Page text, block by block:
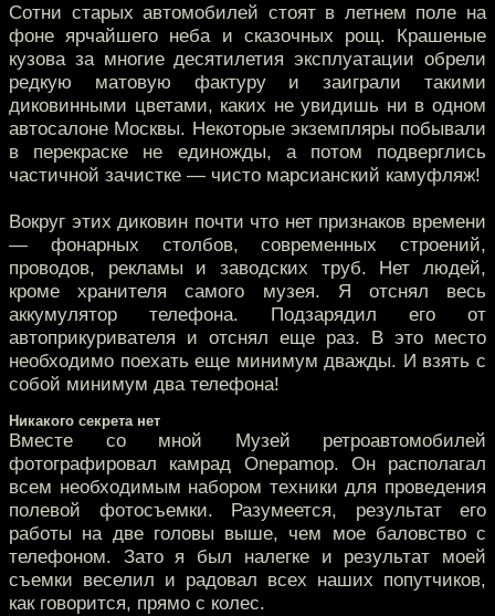
Сотни старых автомобилей стоят в летнем поле на
фоне ярчайшего неба и сказочных рощ. Крашеные
кузова за многие десятилетия эксплуатации обрели
редкую матовую фактуру и заиграли такими
диковинными цветами, каких не увидишь ни в одном
автосалоне Москвы. Некоторые экземпляры побывали
в перекраске не единожды, а потом подверглись
частичной зачистке — чисто марсианский камуфляж!
Вокруг этих диковин почти что нет признаков времени
— фонарных столбов, современных строений,
проводов, рекламы и заводских труб. Нет людей,
кроме хранителя самого музея. Я отснял весь
аккумулятор телефона. Подзарядил его от
автоприкуривателя и отснял еще раз. В это место
необходимо поехать еще минимум дважды. И взять с
собой минимум два телефона!
Никакого секрета нет
Вместе со мной Музей ретроавтомобилей
фотографировал камрад Onepamop. Он располагал
всем необходимым набором техники для проведения
полевой фотосъемки. Разумеется, результат его
работы на две головы выше, чем мое баловство с
телефоном. Зато я был налегке и результат моей
съемки веселил и радовал всех наших попутчиков,
как говорится, прямо с колес.